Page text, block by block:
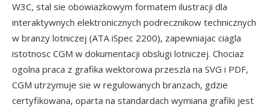
W3C, stal sie obowiazkowym formatem ilustracji dla
interaktywnych elektronicznych podrecznikow technicznych
w branzy lotniczej (ATA iSpec 2200), zapewniajac ciagla
istotnosc CGM w dokumentacji obslugi lotniczej. Chociaz
ogolna praca z grafika wektorowa przeszla na SVG i PDF,
CGM utrzymuje sie w regulowanych branzach, gdzie
certyfikowana, oparta na standardach wymiana grafiki jest